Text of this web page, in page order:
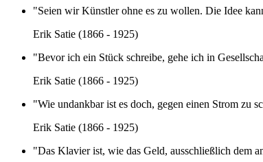
"Seien wir Künstler ohne es zu wollen. Die Idee
Erik Satie (1866 - 1925)
"Bevor ich ein Stück schreibe, gehe ich in
Erik Satie (1866 - 1925)
"Wie undankbar ist es doch, gegen einen Strom zu
Erik Satie (1866 - 1925)
"Das Klavier ist, wie das Geld, ausschließlich dem